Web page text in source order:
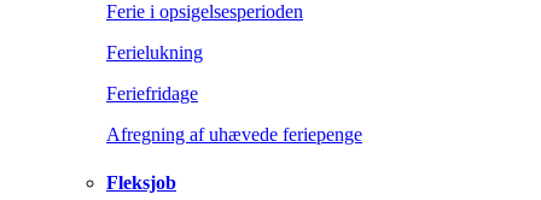
Ferie i opsigelsesperioden
Ferielukning
Feriefridage
Afregning af uhævede feriepenge
Fleksjob